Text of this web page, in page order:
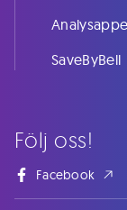
Följ oss!
Facebook
SaveByBell